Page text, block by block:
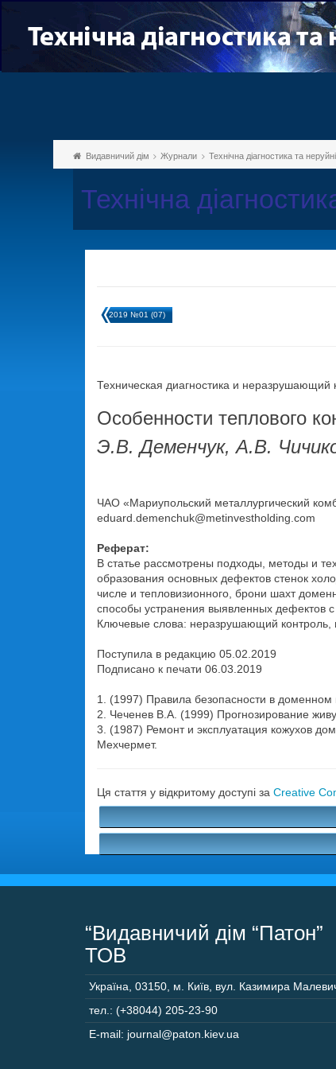
Видавничий дім Журнали Технічна діагностика та
Технічна
2019 №01 (07)
Техническая диагностика и
Особенности теплового
Э.В. Деменчук, А.В.
ЧАО «Мариупольский металлургический
eduard.demenchuk@metinvestholding.com
Реферат:
В статье рассмотрены подходы, методы и
образования основных дефектов стенок
числе и тепловизионного, брони шахт
способы устранения выявленных дефектов
Ключевые слова: неразрушающий контроль,
Поступила в редакцию 05.02.2019
Подписано к печати 06.03.2019
1. (1997) Правила безопасности в
2. Чеченев В.А. (1999) Прогнозирование
3. (1987) Ремонт и эксплуатация кожухов
Мехчермет.
Ця стаття у відкритому доступі за Creative
“Видавничий дім “Патон”
ТОВ
Україна 03150 м. Київ, вул. Казимира
тел.: (+38044) 205-23-90
E-mail: journal@paton.kiev.ua